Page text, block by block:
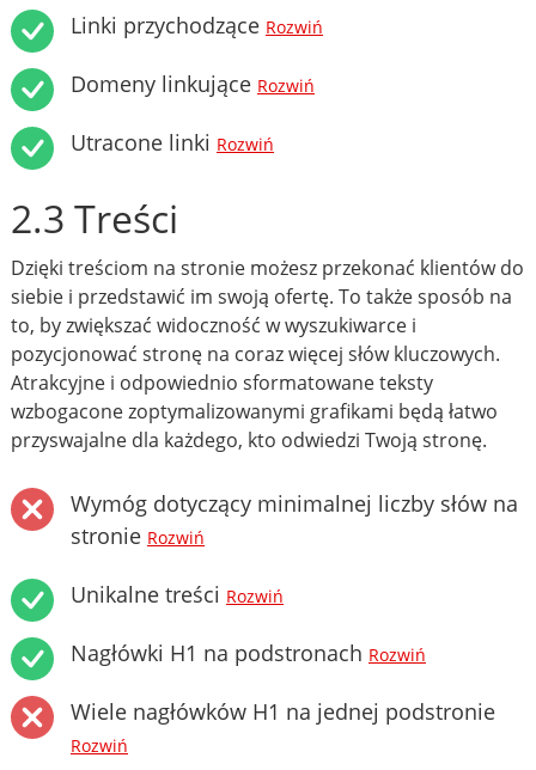
Linki przychodzące Rozwiń
Domeny linkujące Rozwiń
Utracone linki Rozwiń
2.3 Treści
Dzięki treściom na stronie możesz przekonać klientów do
siebie i przedstawić im swoją ofertę. To także sposób na
to, by zwiększać widoczność w wyszukiwarce i
pozycjonować stronę na coraz więcej słów kluczowych.
Atrakcyjne i odpowiednio sformatowane teksty
wzbogacone zoptymalizowanymi grafikami będą łatwo
przyswajalne dla każdego, kto odwiedzi Twoją stronę.
Wymóg dotyczący minimalnej liczby słów na
stronie Rozwiń
Unikalne treści Rozwiń
Nagłówki H1 na podstronach Rozwiń
Wiele nagłówków H1 na jednej podstronie
Rozwiń